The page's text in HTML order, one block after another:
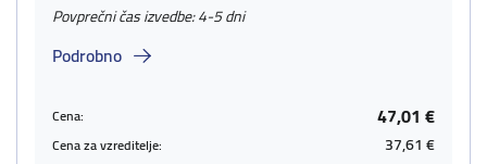
Povprečni čas izvedbe: 4-5 dni
Podrobno
Cena: 47,01 €
Cena za vzreditelje: 37,61 €